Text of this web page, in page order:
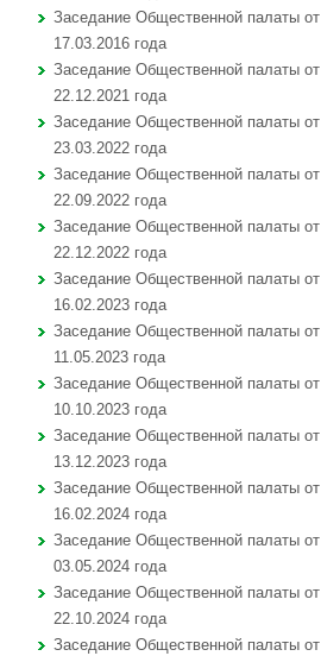
Заседание Общественной палаты от
17.03.2016 года
Заседание Общественной палаты от
22.12.2021 года
Заседание Общественной палаты от
23.03.2022 года
Заседание Общественной палаты от
22.09.2022 года
Заседание Общественной палаты от
22.12.2022 года
Заседание Общественной палаты от
16.02.2023 года
Заседание Общественной палаты от
11.05.2023 года
Заседание Общественной палаты от
10.10.2023 года
Заседание Общественной палаты от
13.12.2023 года
Заседание Общественной палаты от
16.02.2024 года
Заседание Общественной палаты от
03.05.2024 года
Заседание Общественной палаты от
22.10.2024 года
Заседание Общественной палаты от